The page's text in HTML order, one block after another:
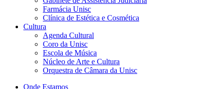
Farmácia Unisc
Clínica de Estética e Cosmética
Cultura
Agenda Cultural
Coro da Unisc
Escola de Música
Núcleo de Arte e Cultura
Orquestra de Câmara da Unisc
Onde Estamos